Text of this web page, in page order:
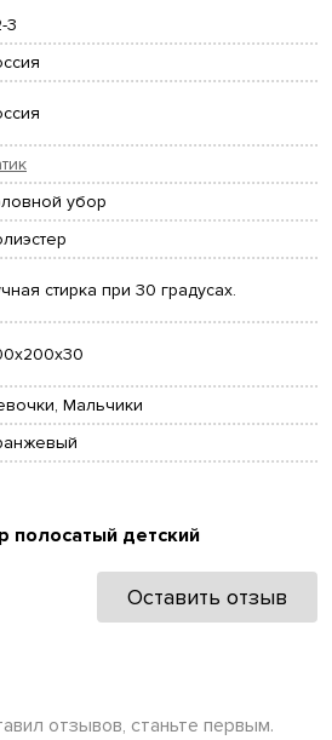
3
убор
стирка при 30 градусах.
Мальчики
полосатый детский
Оставить отзыв
отзывов, станьте первым.